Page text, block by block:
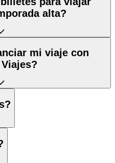
alta?
mi viaje con